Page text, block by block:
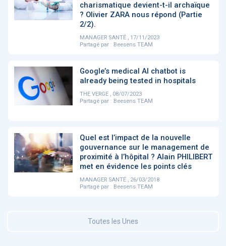
charismatique devient-t-il archaïque
? Olivier ZARA nous répond (Partie
2/2).
MANAGER SANTÉ , 17/11/2023
Partagé par : Beesens TEAM
Google’s medical AI chatbot is
already being tested in hospitals
THE VERGE , 08/07/2023
Partagé par : Beesens TEAM
Quel est l’impact de la nouvelle
gouvernance sur le management de
proximité à l’hôpital ? Alain PHILIBERT
met en évidence les points clés
MANAGER SANTÉ , 26/03/2018
Partagé par : Beesens TEAM
Toutes les Unes
DOCUMENTATION
Fidelity of
Medical
Language
Models
Artificial
Care in Action
MEMBRES BEESENS 52
Amélie BEAUX
Associée KOS AVOCATS en e-